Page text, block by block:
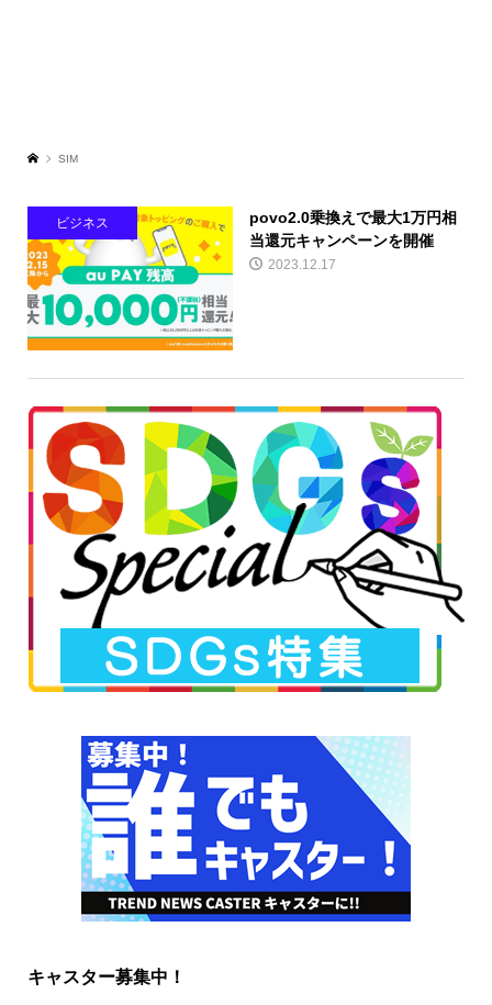
SIM
ビジネス
povo2.0乗換えで最大1万円相
当還元キャンペーンを開催
2023.12.17
キャスター募集中！